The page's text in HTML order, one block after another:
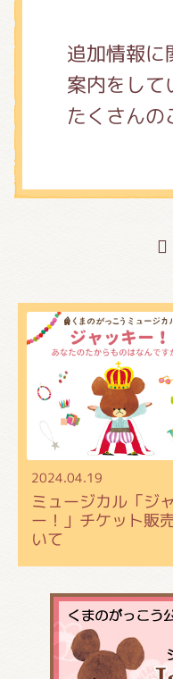
追加情報に
案内をして
たくさん
2024.04.19
ミュージカル「ジ
ー！」チケット販
いて